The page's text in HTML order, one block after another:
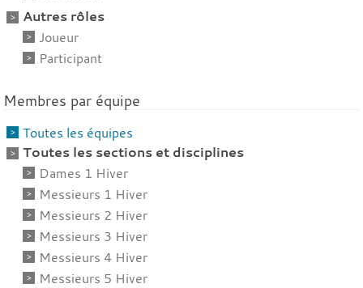
Autres rôles
Joueur
Participant
Membres par équipe
Toutes les équipes
Toutes les sections et disciplines
Dames 1 Hiver
Messieurs 1 Hiver
Messieurs 2 Hiver
Messieurs 3 Hiver
Messieurs 4 Hiver
Messieurs 5 Hiver